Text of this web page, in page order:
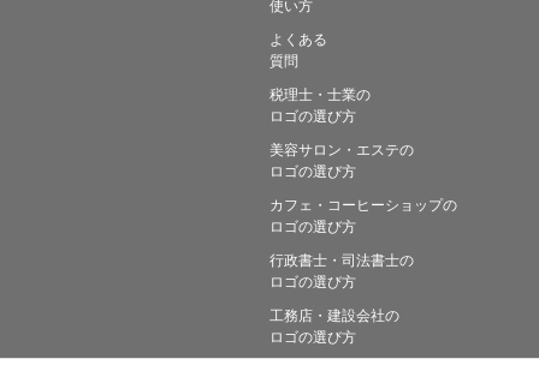
使い方
よくある
質問
税理士・士業の
ロゴの選び方
美容サロン・エステの
ロゴの選び方
カフェ・コーヒーショップの
ロゴの選び方
行政書士・司法書士の
ロゴの選び方
工務店・建設会社の
ロゴの選び方